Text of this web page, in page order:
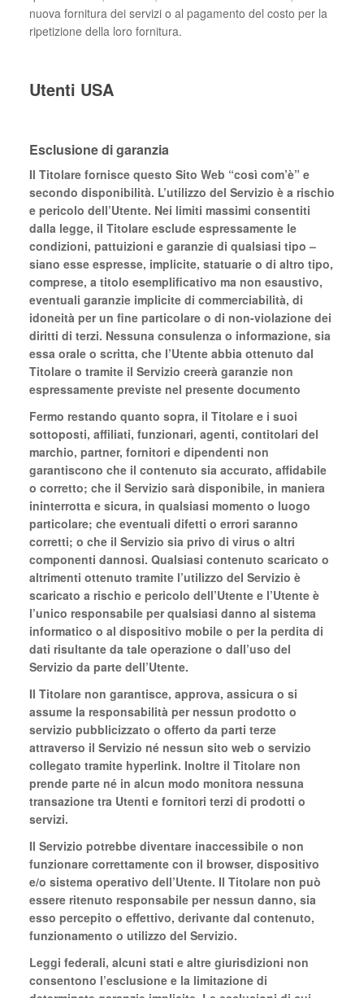
nuova fornitura dei servizi o al pagamento del costo per la
ripetizione della loro fornitura.
Utenti USA
Esclusione di garanzia
Il Titolare fornisce questo Sito Web “così com’è” e
secondo disponibilità. L’utilizzo del Servizio è a rischio
e pericolo dell’Utente. Nei limiti massimi consentiti
dalla legge, il Titolare esclude espressamente le
condizioni, pattuizioni e garanzie di qualsiasi tipo –
siano esse espresse, implicite, statuarie o di altro tipo,
comprese, a titolo esemplificativo ma non esaustivo,
eventuali garanzie implicite di commerciabilità, di
idoneità per un fine particolare o di non-violazione dei
diritti di terzi. Nessuna consulenza o informazione, sia
essa orale o scritta, che l’Utente abbia ottenuto dal
Titolare o tramite il Servizio creerà garanzie non
espressamente previste nel presente documento
Fermo restando quanto sopra, il Titolare e i suoi
sottoposti, affiliati, funzionari, agenti, contitolari del
marchio, partner, fornitori e dipendenti non
garantiscono che il contenuto sia accurato, affidabile
o corretto; che il Servizio sarà disponibile, in maniera
ininterrotta e sicura, in qualsiasi momento o luogo
particolare; che eventuali difetti o errori saranno
corretti; o che il Servizio sia privo di virus o altri
componenti dannosi. Qualsiasi contenuto scaricato o
altrimenti ottenuto tramite l’utilizzo del Servizio è
scaricato a rischio e pericolo dell’Utente e l’Utente è
l’unico responsabile per qualsiasi danno al sistema
informatico o al dispositivo mobile o per la perdita di
dati risultante da tale operazione o dall’uso del
Servizio da parte dell’Utente.
Il Titolare non garantisce, approva, assicura o si
assume la responsabilità per nessun prodotto o
servizio pubblicizzato o offerto da parti terze
attraverso il Servizio né nessun sito web o servizio
collegato tramite hyperlink. Inoltre il Titolare non
prende parte né in alcun modo monitora nessuna
transazione tra Utenti e fornitori terzi di prodotti o
servizi.
Il Servizio potrebbe diventare inaccessibile o non
funzionare correttamente con il browser, dispositivo
e/o sistema operativo dell’Utente. Il Titolare non può
essere ritenuto responsabile per nessun danno, sia
esso percepito o effettivo, derivante dal contenuto,
funzionamento o utilizzo del Servizio.
Leggi federali, alcuni stati e altre giurisdizioni non
consentono l’esclusione e la limitazione di